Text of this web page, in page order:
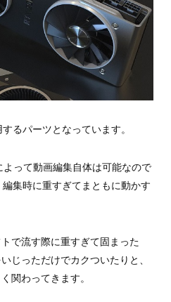
るパーツとなっています。
って動画編集自体は可能なので
集時に重すぎてまともに動かす
で流す際に重すぎて固まった
じっただけでカクついたりと、
関わってきます。